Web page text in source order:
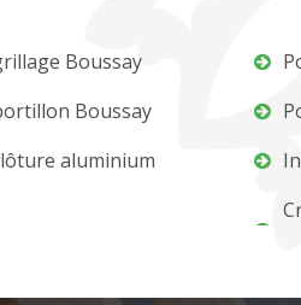
Boussay
Boussay
aluminium